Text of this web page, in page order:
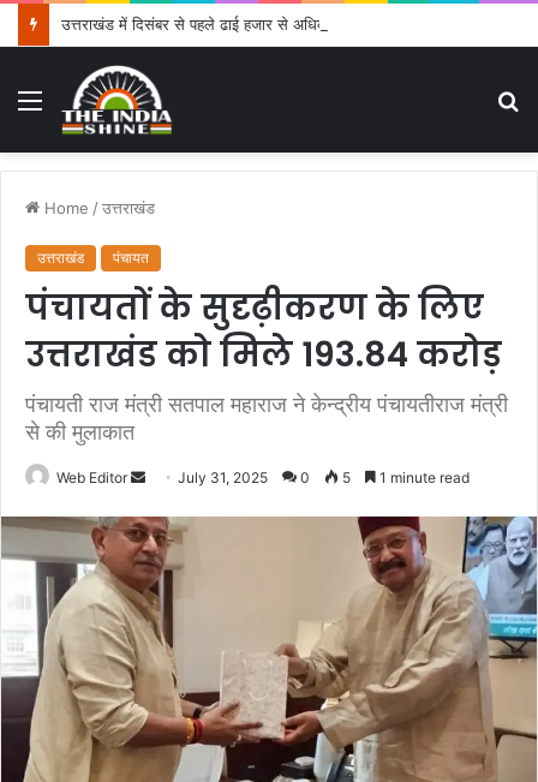
उत्तराखंड में दिसंबर से पहले ढाई हजार से अधिक पदों के लिए भरे जाएंगे फार्म
Menu
Home /उत्तराखंड
उत्तराखंड पंचायत
पंचायतों के सुदृढ़ीकरण के लिए
उत्तराखंड को मिले 193.84 करोड़
पंचायती राज मंत्री सतपाल महाराज ने केन्द्रीय पंचायतीराज मंत्री
से की मुलाकात
Web Editor
n
d
a
n
e
a
i
July 31, 2025 0 5 1 minute read